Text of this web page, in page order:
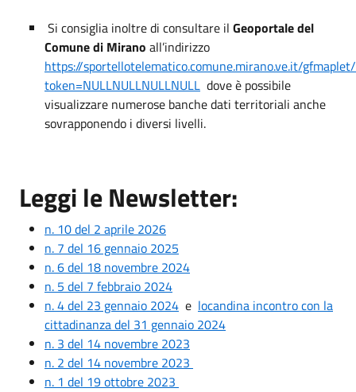
Si consiglia inoltre di consultare il Geoportale del
Comune di Mirano all’indirizzo
https://sportellotelematico.comune.mirano.ve.it/
token=NULLNULLNULLNULL dove è possibile
visualizzare numerose banche dati territoriali anche
sovrapponendo i diversi livelli.
Leggi le Newsletter:
n. 10 del 2 aprile 2026
n. 7 del 16 gennaio 2025
n. 6 del 18 novembre 2024
n. 5 del 7 febbraio 2024
n. 4 del 23 gennaio 2024 e locandina incontro con la
cittadinanza del 31 gennaio 2024
n. 3 del 14 novembre 2023
n. 2 del 14 novembre 2023
n. 1 del 19 ottobre 2023